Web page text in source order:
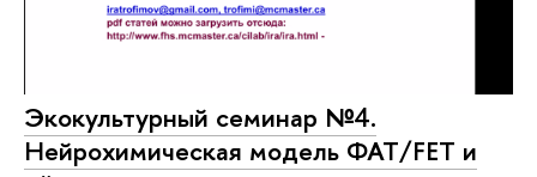
Экокультурный семинар №4.
Нейрохимическая модель ФАТ/FET и